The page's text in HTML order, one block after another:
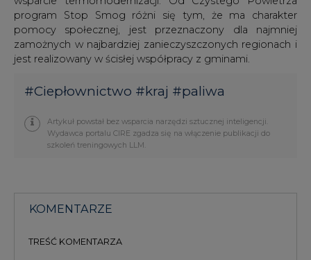
program Stop Smog różni się tym, że ma charakter
pomocy społecznej, jest przeznaczony dla najmniej
zamożnych w najbardziej zanieczyszczonych regionach i
jest realizowany w ścisłej współpracy z gminami.
#Ciepłownictwo #kraj #paliwa
Artykuł powstał bez wsparcia narzędzi sztucznej inteligencji.
Wydawca portalu CIRE zgadza się na włączenie publikacji do
szkoleń treningowych LLM.
KOMENTARZE
TREŚĆ KOMENTARZA